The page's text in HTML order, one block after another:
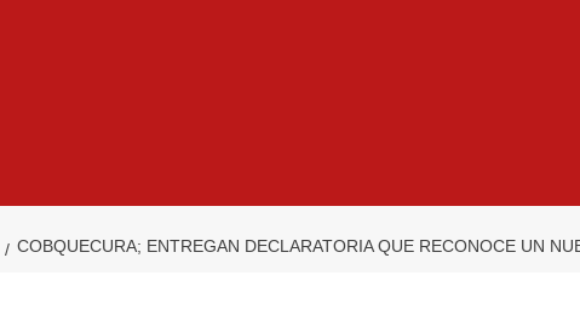
COBQUECURA; ENTREGAN DECLARATORIA QUE RECONOCE UN